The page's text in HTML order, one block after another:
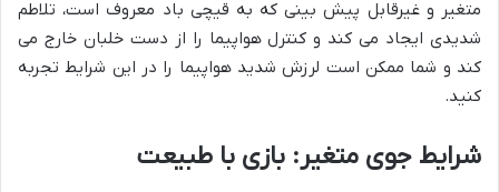
متغیر و غیرقابل پیش بینی که به قیچی باد معروف است، تلاطم
شدیدی ایجاد می کند و کنترل هواپیما را از دست خلبان خارج می
کند و شما ممکن است لرزش شدید هواپیما را در این شرایط تجربه
کنید.
شرایط جوی متغیر: بازی با طبیعت